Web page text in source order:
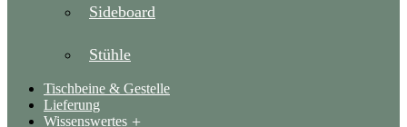
Sideboard
Stühle
Tischbeine & Gestelle
Lieferung
Wissenswertes